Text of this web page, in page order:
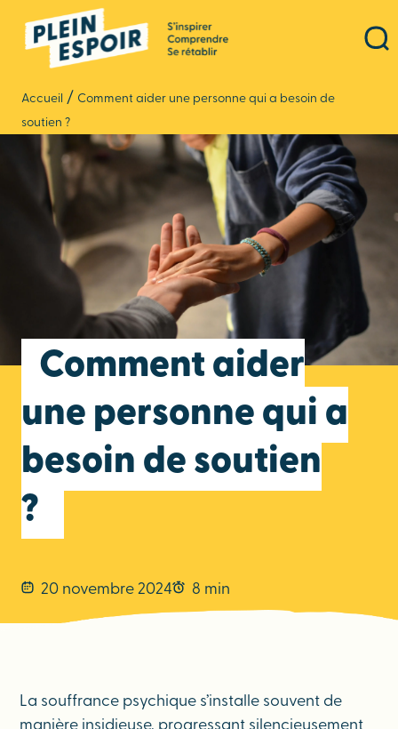
Accueil / Comment aider une personne qui a besoin de
soutien ?
Comment aider
une personne qui a
besoin de soutien
?
20 novembre 2024 8 min
La souffrance psychique s’installe souvent de
Panneau de gestion des cookies